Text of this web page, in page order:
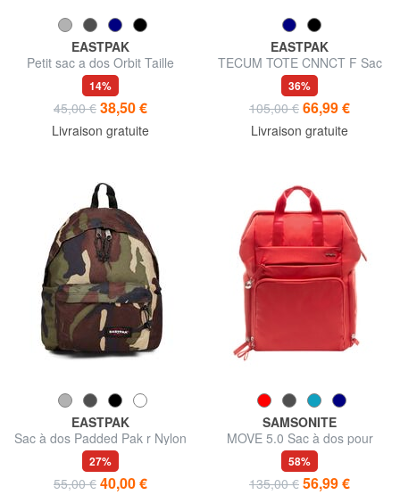
EASTPAK
Petit sac a dos Orbit Taille
petite
14%
45,00 € 38,50 €
Livraison gratuite
EASTPAK
TECUM TOTE CNNCT F Sac
à dos avec poche pour
bouteille d'eau, support pour
ordinateur portable
36%
105,00 € 66,99 €
Livraison gratuite
EASTPAK
Sac à dos Padded Pak r Nylon
27%
55,00 € 40,00 €
SAMSONITE
MOVE 5.0 Sac à dos pour
ordinateur portable 14,1"
58%
135,00 € 56,99 €